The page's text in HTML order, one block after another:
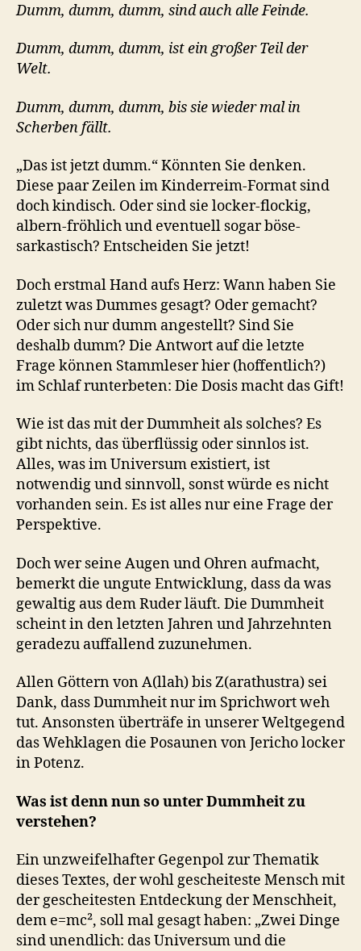
Dumm, dumm, dumm, sind auch alle Feinde.
Dumm, dumm, dumm, ist ein großer Teil der
Welt.
Dumm, dumm, dumm, bis sie wieder mal in
Scherben fällt.
„Das ist jetzt dumm.“ Könnten Sie denken.
Diese paar Zeilen im Kinderreim-Format sind
doch kindisch. Oder sind sie locker-flockig,
albern-fröhlich und eventuell sogar böse-
sarkastisch? Entscheiden Sie jetzt!
Doch erstmal Hand aufs Herz: Wann haben Sie
zuletzt was Dummes gesagt? Oder gemacht?
Oder sich nur dumm angestellt? Sind Sie
deshalb dumm? Die Antwort auf die letzte
Frage können Stammleser hier (hoffentlich?)
im Schlaf runterbeten: Die Dosis macht das Gift!
Wie ist das mit der Dummheit als solches? Es
gibt nichts, das überflüssig oder sinnlos ist.
Alles, was im Universum existiert, ist
notwendig und sinnvoll, sonst würde es nicht
vorhanden sein. Es ist alles nur eine Frage der
Perspektive.
Doch wer seine Augen und Ohren aufmacht,
bemerkt die ungute Entwicklung, dass da was
gewaltig aus dem Ruder läuft. Die Dummheit
scheint in den letzten Jahren und Jahrzehnten
geradezu auffallend zuzunehmen.
Allen Göttern von A(llah) bis Z(arathustra) sei
Dank, dass Dummheit nur im Sprichwort weh
tut. Ansonsten überträfe in unserer Weltgegend
das Wehklagen die Posaunen von Jericho locker
in Potenz.
Was ist denn nun so unter Dummheit zu
verstehen?
Ein unzweifelhafter Gegenpol zur Thematik
dieses Textes, der wohl gescheiteste Mensch mit
der gescheitesten Entdeckung der Menschheit,
dem e=mc², soll mal gesagt haben: „Zwei Dinge
sind unendlich: das Universum und die